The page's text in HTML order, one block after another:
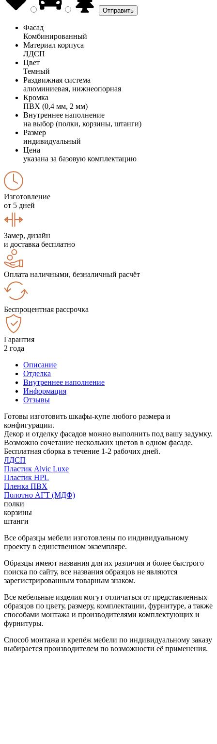
Фасад
Комбинированный
Материал корпуса
ЛДСП
Цвет
Темный
Раздвижная система
алюминиевая, нижнеопорная
Кромка
ПВХ (0,4 мм, 2 мм)
Внутреннее наполнение
на выбор (полки, корзины, штанги)
Размер
индивидуальный
Цена
указана за базовую комплектацию
Изготовление
от 5 дней
Замер, дизайн
и доставка бесплатно
Оплата наличными, безналичный расчёт
Беспроцентная рассрочка
Гарантия
2 года
Описание
Отделка
Внутреннее наполнение
Информация
Отзывы
Готовы изготовить шкафы-купе любого размера и
конфигурации.
Декор и отделку фасадов можно выполнить под вашу задумку.
Возможно сочетание нескольких цветов в одном фасаде.
Бесплатная сборка в течение 1-2 рабочих дней.
ЛДСП
Пластик Alvic Luxe
Пластик HPL
Пленка ПВХ
Полотно АГТ (МДФ)
полки
корзины
штанги
Все образцы мебели изготовлены по индивидуальному
проекту в единственном экземпляре.
Образцы имеют названия для их различия и более быстрого
поиска по сайту, все названия образцов не являются
зарегистрированным товарным знаком.
Все мебельные изделия могут отличаться от представленных
образцов по цвету, размеру, комплектации, фурнитуре, а также
способами монтажа и производителями комплектующих и
фурнитуры.
Способ монтажа и крепёж мебели по индивидуальному заказу
выбирается производителем по возможности её применения.